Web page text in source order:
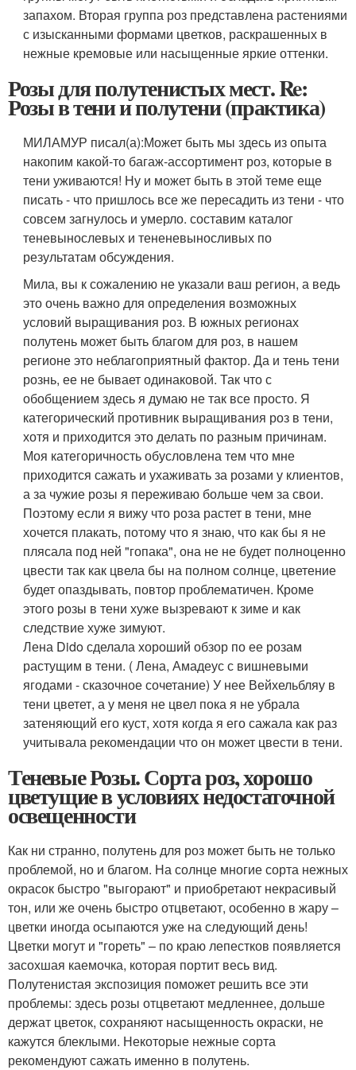
запахом. Вторая группа роз представлена растениями
с изысканными формами цветков, раскрашенных в
нежные кремовые или насыщенные яркие оттенки.
Розы для полутенистых мест. Re:
Розы в тени и полутени (практика)
МИЛАМУР писал(а):Может быть мы здесь из опыта
накопим какой-то багаж-ассортимент роз, которые в
тени уживаются! Ну и может быть в этой теме еще
писать - что пришлось все же пересадить из тени - что
совсем загнулось и умерло. составим каталог
теневынослевых и тененевыносливых по
результатам обсуждения.
Мила, вы к сожалению не указали ваш регион, а ведь
это очень важно для определения возможных
условий выращивания роз. В южных регионах
полутень может быть благом для роз, в нашем
регионе это неблагоприятный фактор. Да и тень тени
рознь, ее не бывает одинаковой. Так что с
обобщением здесь я думаю не так все просто. Я
категорический противник выращивания роз в тени,
хотя и приходится это делать по разным причинам.
Моя категоричность обусловлена тем что мне
приходится сажать и ухаживать за розами у клиентов,
а за чужие розы я переживаю больше чем за свои.
Поэтому если я вижу что роза растет в тени, мне
хочется плакать, потому что я знаю, что как бы я не
плясала под ней "гопака", она не не будет полноценно
цвести так как цвела бы на полном солнце, цветение
будет опаздывать, повтор проблематичен. Кроме
этого розы в тени хуже вызревают к зиме и как
следствие хуже зимуют.
Лена Dido сделала хороший обзор по ее розам
растущим в тени. ( Лена, Амадеус с вишневыми
ягодами - сказочное сочетание) У нее Вейхельбляу в
тени цветет, а у меня не цвел пока я не убрала
затеняющий его куст, хотя когда я его сажала как раз
учитывала рекомендации что он может цвести в тени.
Теневые Розы. Сорта роз, хорошо
цветущие в условиях недостаточной
освещенности
Как ни странно, полутень для роз может быть не только
проблемой, но и благом. На солнце многие сорта нежных
окрасок быстро "выгорают" и приобретают некрасивый
тон, или же очень быстро отцветают, особенно в жару –
цветки иногда осыпаются уже на следующий день!
Цветки могут и "гореть" – по краю лепестков появляется
засохшая каемочка, которая портит весь вид.
Полутенистая экспозиция поможет решить все эти
проблемы: здесь розы отцветают медленнее, дольше
держат цветок, сохраняют насыщенность окраски, не
кажутся блеклыми. Некоторые нежные сорта
рекомендуют сажать именно в полутень.